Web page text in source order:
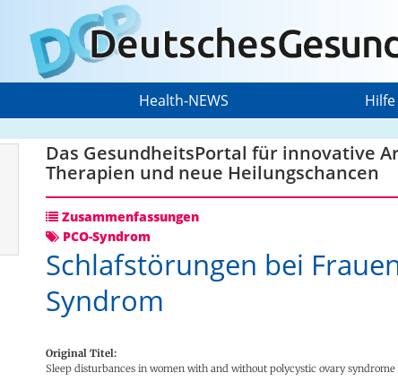
Health-NEWS
Das GesundheitsPortal für innovative
Therapien und neue Heilungschancen
Zusammenfassungen
PCO-Syndrom
Schlafstörungen bei
Syndrom
Original Titel:
Sleep disturbances in women with and without polycystic ovary